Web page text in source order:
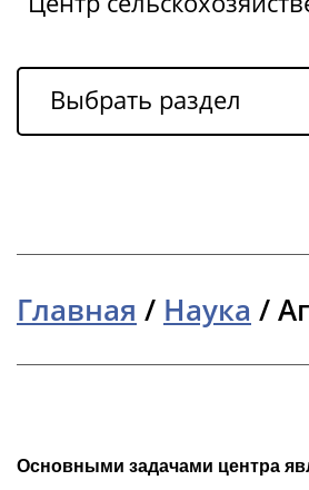
Выбрать раздел
Главная / Наука /
Основными задачами центра